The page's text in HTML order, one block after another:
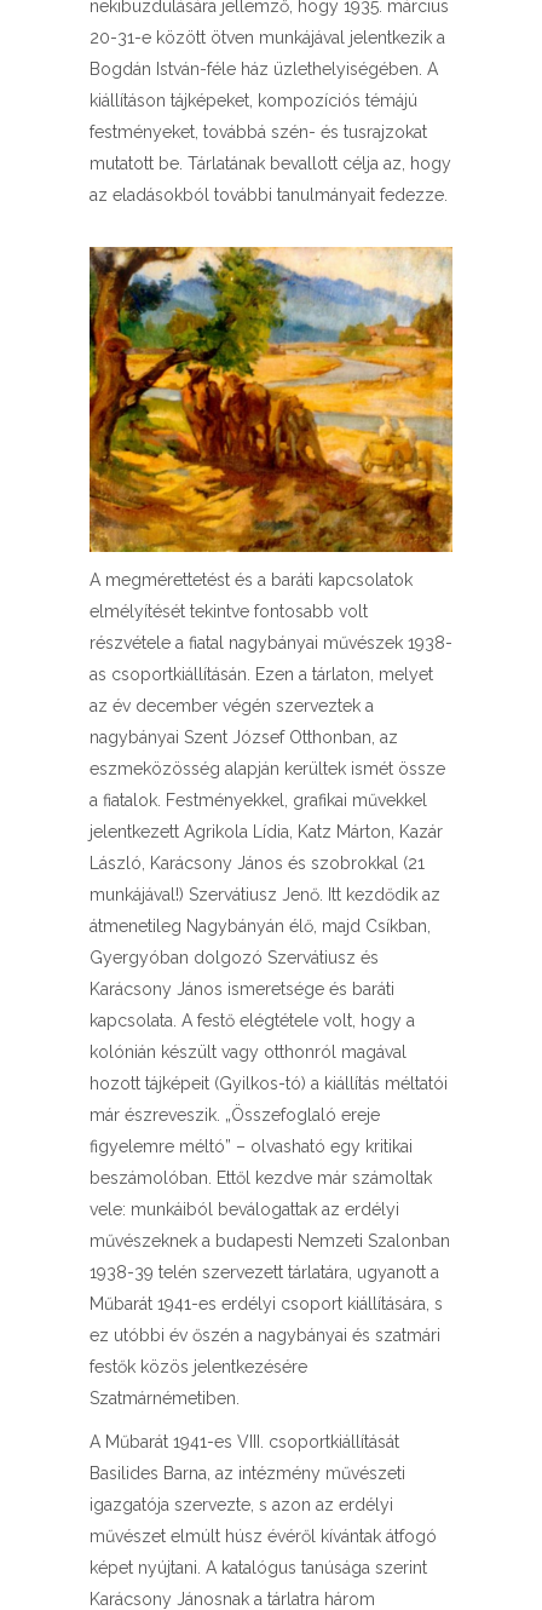
nekibuzdulására jellemző, hogy 1935. március
20-31-e között ötven munkájával jelentkezik a
Bogdán István-féle ház üzlethelyiségében. A
kiállításon tájképeket, kompozíciós témájú
festményeket, továbbá szén- és tusrajzokat
mutatott be. Tárlatának bevallott célja az, hogy
az eladásokból további tanulmányait fedezze.
A megmérettetést és a baráti kapcsolatok
elmélyítését tekintve fontosabb volt
részvétele a fiatal nagybányai művészek 1938-
as csoportkiállításán. Ezen a tárlaton, melyet
az év december végén szerveztek a
nagybányai Szent József Otthonban, az
eszmeközösség alapján kerültek ismét össze
a fiatalok. Festményekkel, grafikai művekkel
jelentkezett Agrikola Lídia, Katz Márton, Kazár
László, Karácsony János és szobrokkal (21
munkájával!) Szervátiusz Jenő. Itt kezdődik az
átmenetileg Nagybányán élő, majd Csíkban,
Gyergyóban dolgozó Szervátiusz és
Karácsony János ismeretsége és baráti
kapcsolata. A festő elégtétele volt, hogy a
kolónián készült vagy otthonról magával
hozott tájképeit (Gyilkos-tó) a kiállítás méltatói
már észreveszik. „Összefoglaló ereje
figyelemre méltó” – olvasható egy kritikai
beszámolóban. Ettől kezdve már számoltak
vele: munkáiból beválogattak az erdélyi
művészeknek a budapesti Nemzeti Szalonban
1938-39 telén szervezett tárlatára, ugyanott a
Műbarát 1941-es erdélyi csoport kiállítására, s
ez utóbbi év őszén a nagybányai és szatmári
festők közös jelentkezésére
Szatmárnémetiben.
A Műbarát 1941-es VIII. csoportkiállítását
Basilides Barna, az intézmény művészeti
igazgatója szervezte, s azon az erdélyi
művészet elmúlt húsz évéről kívántak átfogó
képet nyújtani. A katalógus tanúsága szerint
Karácsony Jánosnak a tárlatra három